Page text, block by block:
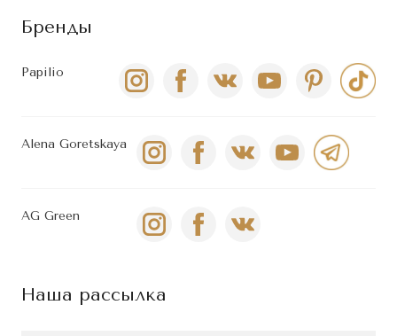
Бренды
Papilio
Alena Goretskaya
AG Green
Наша рассылка